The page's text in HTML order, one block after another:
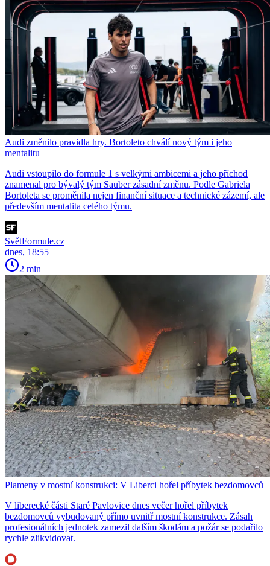
Audi změnilo pravidla hry. Bortoleto chválí nový tým i jeho
mentalitu
Audi vstoupilo do formule 1 s velkými ambicemi a jeho příchod
znamenal pro bývalý tým Sauber zásadní změnu. Podle Gabriela
Bortoleta se proměnila nejen finanční situace a technické zázemí, ale
především mentalita celého týmu.
SvětFormule.cz
dnes, 18:55
2 min
Plameny v mostní konstrukci: V Liberci hořel příbytek bezdomovců
V liberecké části Staré Pavlovice dnes večer hořel příbytek
bezdomovců vybudovaný přímo uvnitř mostní konstrukce. Zásah
profesionálních jednotek zamezil dalším škodám a požár se podařilo
rychle zlikvidovat.